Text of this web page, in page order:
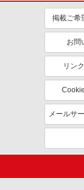
掲載ご希
お問
リン
メールサ